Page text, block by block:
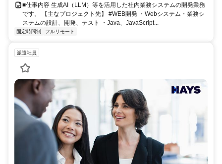
■仕事内容 生成AI（LLM）等を活用した社内業務システムの開発業務
です。 【主なプロジェクト先】 #WEB開発 ・Webシステム・業務シ
ステムの設計、開発、テスト ・Java、JavaScript...
固定時間制 フルリモート
派遣社員